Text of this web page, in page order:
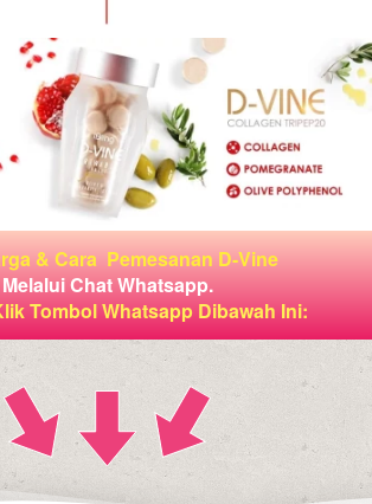
& Cara Pemesanan D-Vine
Melalui Chat Whatsapp.
Tombol Whatsapp Dibawah Ini: